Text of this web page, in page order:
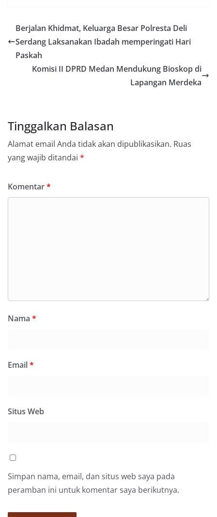
Berjalan Khidmat, Keluarga Besar Polresta Deli
Serdang Laksanakan Ibadah memperingati Hari
Paskah
Komisi II DPRD Medan Mendukung Bioskop di
Lapangan Merdeka
Tinggalkan Balasan
Alamat email Anda tidak akan dipublikasikan. Ruas
yang wajib ditandai *
Komentar*
Nama *
Email*
Situs Web
Simpan nama, email, dan situs web saya pada
peramban ini untuk komentar saya berikutnya.